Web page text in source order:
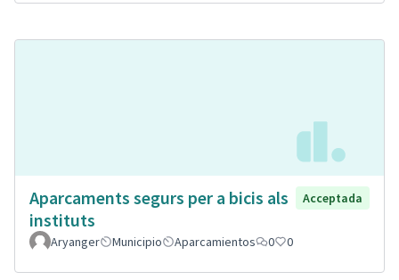
Aparcaments segurs per a bicis als
instituts
Acceptada
Aryanger Municipio Aparcamientos 0 0